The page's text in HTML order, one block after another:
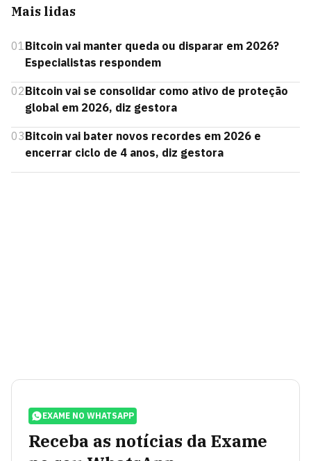
Mais lidas
01Bitcoin vai manter queda ou disparar em 2026?
Especialistas respondem
02Bitcoin vai se consolidar como ativo de proteção
global em 2026, diz gestora
03Bitcoin vai bater novos recordes em 2026 e
encerrar ciclo de 4 anos, diz gestora
EXAME NO WHATSAPP
Receba as notícias da Exame